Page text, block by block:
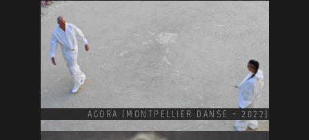
AGORA (MONTPELLIER DANSE - 2022)